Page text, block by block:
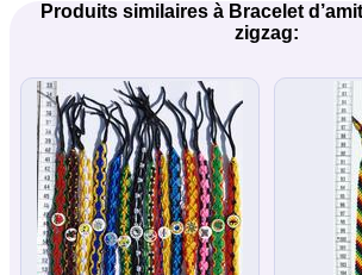
Produits similaires à Bracelet
zigzag: